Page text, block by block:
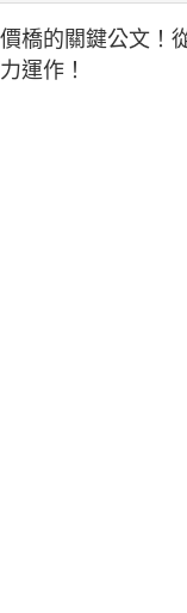
橋的關鍵公文！
運作！